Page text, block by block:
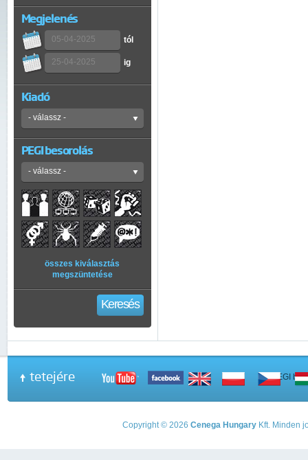
Megjelenés
tól
ig
Kiadó
PEGI besorolás
összes kiválasztás
megszüntetése
Keresés
tetejére A PEGI
Copyright © 2026 Cenega Hungary Kft. Minden